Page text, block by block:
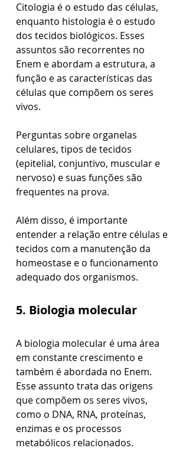
Citologia é o estudo das células,
enquanto histologia é o estudo
dos tecidos biológicos. Esses
assuntos são recorrentes no
Enem e abordam a estrutura, a
função e as características das
células que compõem os seres
vivos.
Perguntas sobre organelas
celulares, tipos de tecidos
(epitelial, conjuntivo, muscular e
nervoso) e suas funções são
frequentes na prova.
Além disso, é importante
entender a relação entre células e
tecidos com a manutenção da
homeostase e o funcionamento
adequado dos organismos.
5. Biologia molecular
A biologia molecular é uma área
em constante crescimento e
também é abordada no Enem.
Esse assunto trata das origens
que compõem os seres vivos,
como o DNA, RNA, proteínas,
enzimas e os processos
metabólicos relacionados.